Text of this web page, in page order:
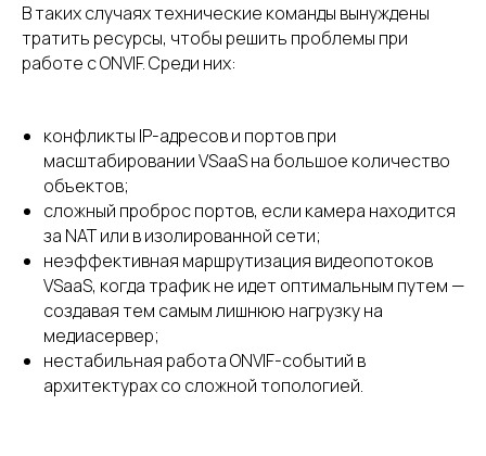
В таких случаях технические команды вынуждены
тратить ресурсы, чтобы решить проблемы при
работе с ONVIF. Среди них:
конфликты IP-адресов и портов при
масштабировании VSaaS на большое количество
объектов;
сложный проброс портов, если камера находится
за NAT или в изолированной сети;
неэффективная маршрутизация видеопотоков
VSaaS, когда трафик не идет оптимальным путем —
создавая тем самым лишнюю нагрузку на
медиасервер;
нестабильная работа ONVIF-событий в
архитектурах со сложной топологией.